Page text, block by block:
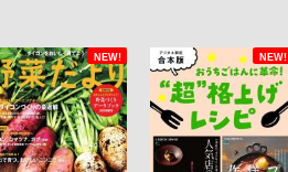
NEW! NEW!